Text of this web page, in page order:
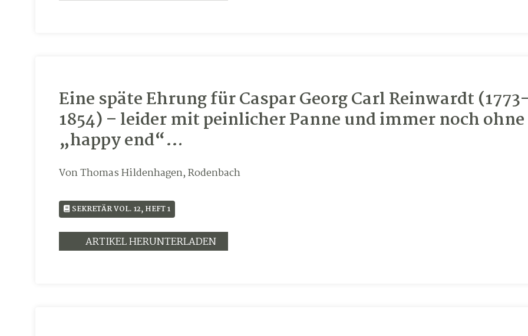
Eine späte Ehrung für Caspar Georg Carl Reinwardt
1854) – leider mit peinlicher Panne und immer noch ohne
„happy end“…
Von Thomas Hildenhagen, Rodenbach
SEKRETÄR VOL. 12, HEFT 1
ARTIKEL HERUNTERLADEN